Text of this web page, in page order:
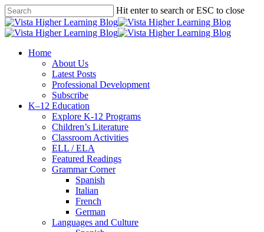
Skip
to
main
Hit enter to search or ESC to close
Close
Search
search
Menu
Home
About Us
Latest Posts
Professional Development
Subscribe
K–12 Education
Explore K-12 Programs
Children’s Literature
Classroom Activities
ELL / ELA
Featured Readings
Grammar Corner
Spanish
Italian
French
German
Languages and Culture